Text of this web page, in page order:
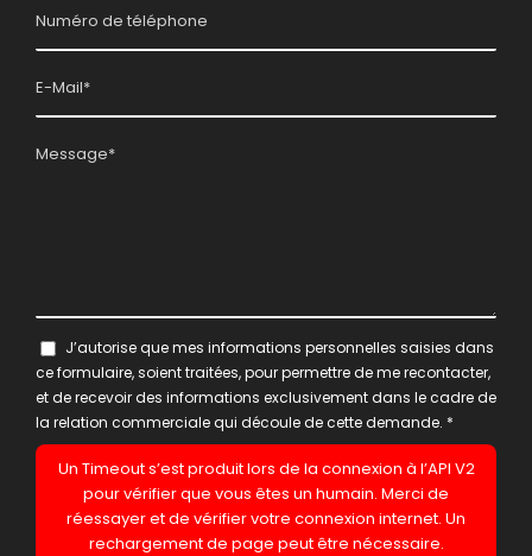
J’autorise que mes informations personnelles saisies dans
ce formulaire, soient traitées, pour permettre de me recontacter,
et de recevoir des informations exclusivement dans le cadre de
la relation commerciale qui découle de cette demande. *
Un Timeout s’est produit lors de la connexion à l’API V2
pour vérifier que vous êtes un humain. Merci de
réessayer et de vérifier votre connexion internet. Un
rechargement de page peut être nécessaire.